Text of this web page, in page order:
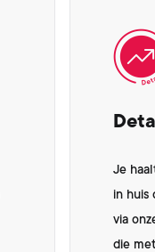
Je
in huis
via
die